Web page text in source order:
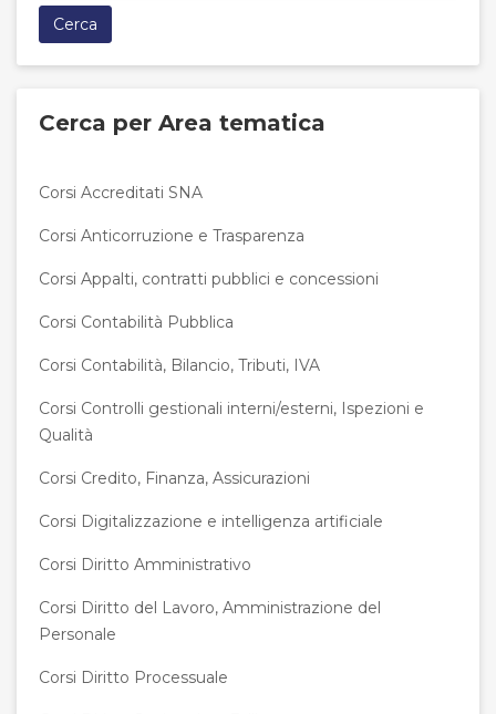
Cerca per Area tematica
Corsi Accreditati SNA
Corsi Anticorruzione e Trasparenza
Corsi Appalti, contratti pubblici e concessioni
Corsi Contabilità Pubblica
Corsi Contabilità, Bilancio, Tributi, IVA
Corsi Controlli gestionali interni/esterni, Ispezioni e
Qualità
Corsi Credito, Finanza, Assicurazioni
Corsi Digitalizzazione e intelligenza artificiale
Corsi Diritto Amministrativo
Corsi Diritto del Lavoro, Amministrazione del
Personale
Corsi Diritto Processuale